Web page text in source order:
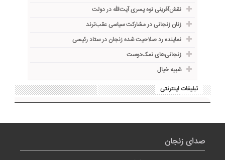
نقش‌آفرینی نوه پسری آیت‌الله در دولت
زنان زنجانی در مشارکت سیاسی عقب‌ترند
نماینده رد صلاحیت شده زنجان در ستاد رئیسی
زنجانی‌های نمک‌دوست
شبیه خیال
تبلیغات اینترنتی
صدای زنجان